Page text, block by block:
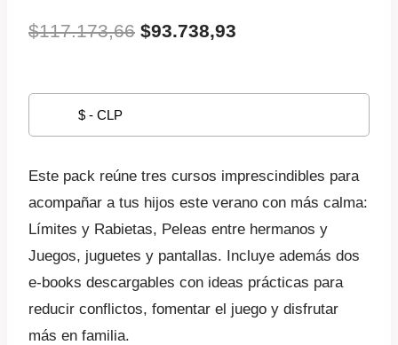
$117.173,66 El
original
era:
$93.738,93
actual
es:
$ - CLP
Este pack reúne tres cursos imprescindibles para
acompañar a tus hijos este verano con más calma:
Límites y Rabietas, Peleas entre hermanos y
Juegos, juguetes y pantallas. Incluye además dos
e-books descargables con ideas prácticas para
reducir conflictos, fomentar el juego y disfrutar
más en familia.